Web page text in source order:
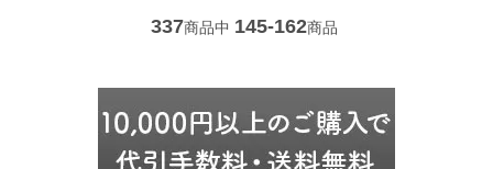
337商品中 145-162商品